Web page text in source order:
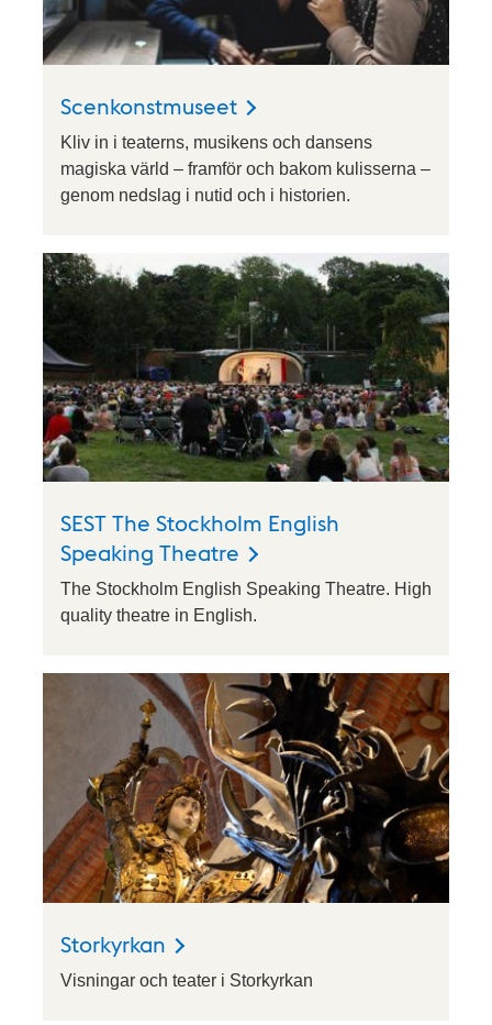
Scenkonstmuseet
Kliv in i teaterns, musikens och dansens
magiska värld – framför och bakom kulisserna –
genom nedslag i nutid och i historien.
SEST The Stockholm English
Speaking Theatre
The Stockholm English Speaking Theatre. High
quality theatre in English.
Storkyrkan
Visningar och teater i Storkyrkan